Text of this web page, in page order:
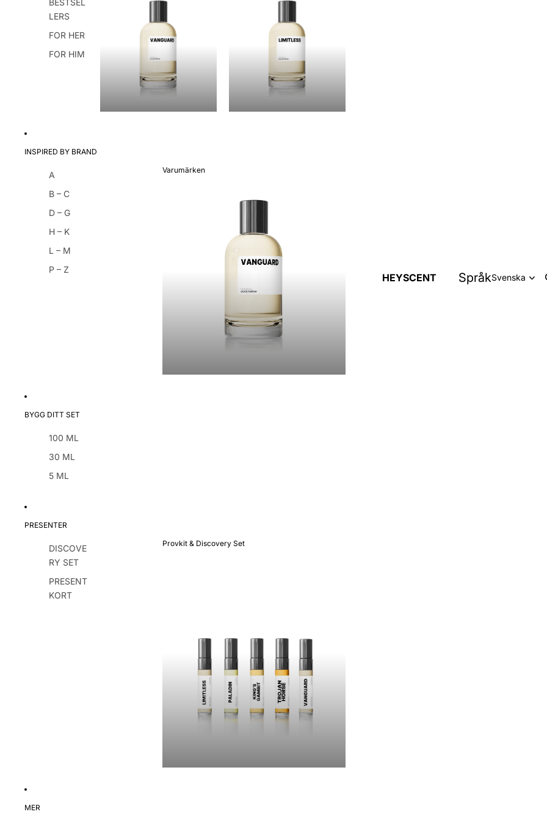
BESTSEL
LERS
FOR HER
FOR HIM
INSPIRED BY BRAND
A
B – C
D – G
H – K
L – M
P – Z
Varumärken
BYGG DITT SET
100 ML
30 ML
5 ML
PRESENTER
DISCOVE
RY SET
PRESENT
KORT
Provkit & Discovery Set
MER
HEYSCENT Språk